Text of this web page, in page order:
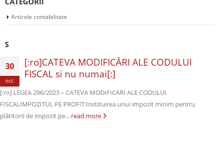
Articole contabilitate
S
30
oct.
[:ro]CATEVA MODIFICĂRI ALE CODULUI
FISCAL si nu numai[:]
[:ro] LEGEA 296/2023 – CATEVA MODIFICARI ALE CODULUI
FISCALIMPOZITUL PE PROFIT:Instituirea unui impozit minim pentru
plătitorii de impozit pe... read more